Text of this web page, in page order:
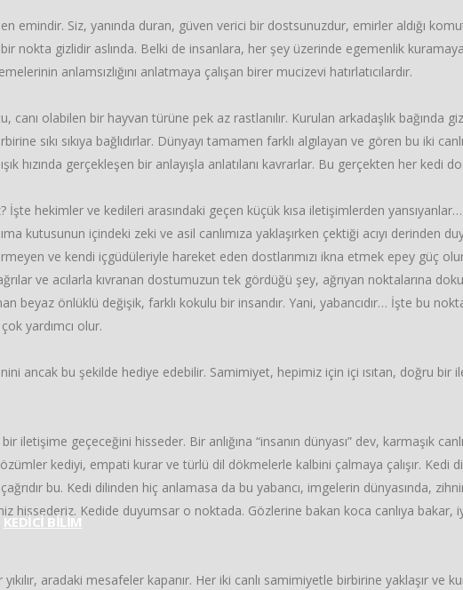
KEDİCİ BİLİM
emindir. Siz, yanında duran, güven verici bir dostsunuzdur, emirler aldığı
gizlidir aslında. Belki de insanlara, her şey üzerinde egemenlik
anlamsızlığını anlatmaya çalışan birer mucizevi hatırlatıcılardır.
canı olabilen bir hayvan türüne pek az rastlanılır. Kurulan arkadaşlık
sıkı sıkıya bağlıdırlar. Dünyayı tamamen farklı algılayan ve gören bu iki
hızında gerçekleşen bir anlayışla anlatılanı kavrarlar. Bu gerçekten her kedi
hekimler ve kedileri arasındaki geçen küçük kısa iletişimlerden
kutusunun içindeki zeki ve asil canlımıza yaklaşırken çektiği acıyı derinden
ve kendi içgüdüleriyle hareket eden dostlarımızı ikna etmek epey güç
ve acılarla kıvranan dostumuzun tek gördüğü şey, ağrıyan noktalarına
beyaz önlüklü değişik, farklı kokulu bir insandır. Yani, yabancıdır… İşte bu
yardımcı olur.
ancak bu şekilde hediye edebilir. Samimiyet, hepimiz için içi ısıtan, doğru bir
geçeceğini hisseder. Bir anlığına “insanın dünyası” dev, karmaşık
kediyi, empati kurar ve türlü dil dökmelerle kalbini çalmaya çalışır. Kedi
bu. Kedi dilinden hiç anlamasa da bu yabancı, imgelerin dünyasında,
hissederiz. Kedide duyumsar o noktada. Gözlerine bakan koca canlıya
aradaki mesafeler kapanır. Her iki canlı samimiyetle birbirine yaklaşır ve